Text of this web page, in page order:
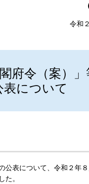
令和
府令（案）」
について
公表について、令和２年
た。